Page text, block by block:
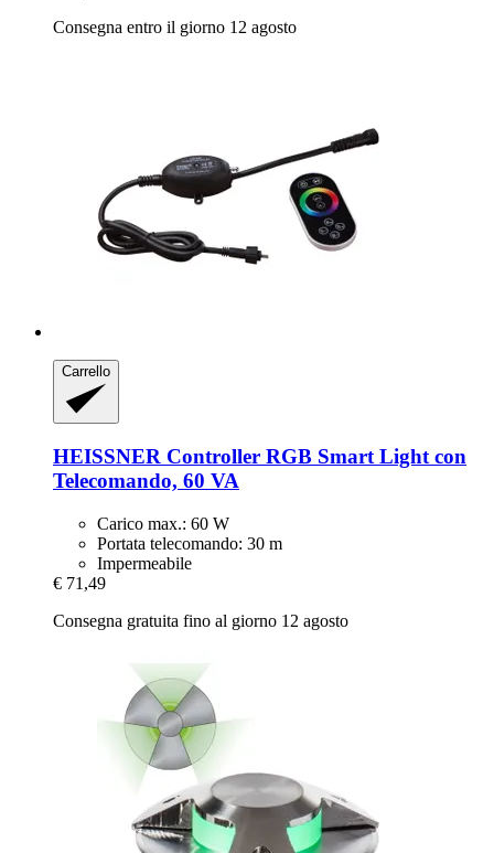
Consegna entro il giorno 12 agosto
Carrello
HEISSNER Controller RGB Smart Light con
Telecomando, 60 VA
Carico max.: 60 W
Portata telecomando: 30 m
Impermeabile
€ 71,49
Consegna gratuita fino al giorno 12 agosto